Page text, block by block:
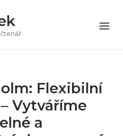
Menu
Flexibilní
Vytváříme
a